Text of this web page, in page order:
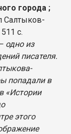
города ;
Салтыков-
с.
одно из
писателя.
попадали в
«Истории
этого